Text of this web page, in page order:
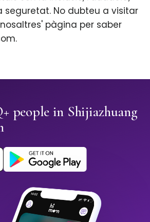
No dubteu a visitar
pàgina per saber
people in Shijiazhuang